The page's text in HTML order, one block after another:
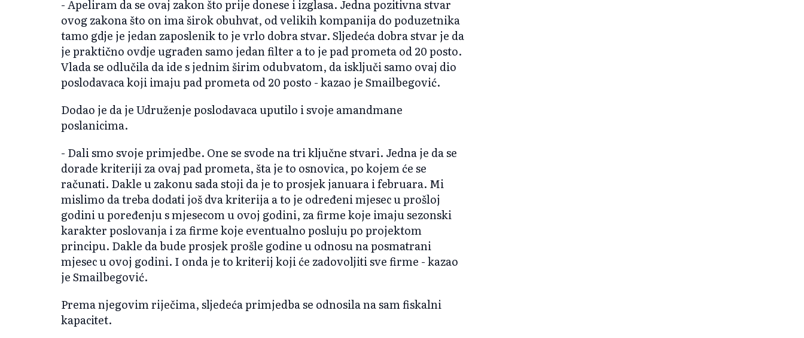
- Apeliram da se ovaj zakon što prije donese i izglasa. Jedna pozitivna stvar
ovog zakona što on ima širok obuhvat, od velikih kompanija do poduzetnika
tamo gdje je jedan zaposlenik to je vrlo dobra stvar. Sljedeća dobra stvar je da
je praktično ovdje ugrađen samo jedan filter a to je pad prometa od 20 posto.
Vlada se odlučila da ide s jednim širim odubvatom, da isključi samo ovaj dio
poslodavaca koji imaju pad prometa od 20 posto - kazao je Smailbegović.
Dodao je da je Udruženje poslodavaca uputilo i svoje amandmane
poslanicima.
- Dali smo svoje primjedbe. One se svode na tri ključne stvari. Jedna je da se
dorade kriteriji za ovaj pad prometa, šta je to osnovica, po kojem će se
računati. Dakle u zakonu sada stoji da je to prosjek januara i februara. Mi
mislimo da treba dodati još dva kriterija a to je određeni mjesec u prošloj
godini u poređenju s mjesecom u ovoj godini, za firme koje imaju sezonski
karakter poslovanja i za firme koje eventualno posluju po projektom
principu. Dakle da bude prosjek prošle godine u odnosu na posmatrani
mjesec u ovoj godini. I onda je to kriterij koji će zadovoljiti sve firme - kazao
je Smailbegović.
Prema njegovim riječima, sljedeća primjedba se odnosila na sam fiskalni
kapacitet.